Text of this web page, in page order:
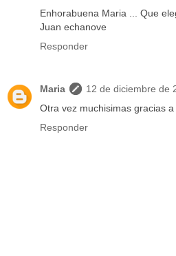
Enhorabuena Maria ... Que
Juan echanove
Responder
Maria
12 de diciembre de
Otra vez muchisimas gracias
Responder